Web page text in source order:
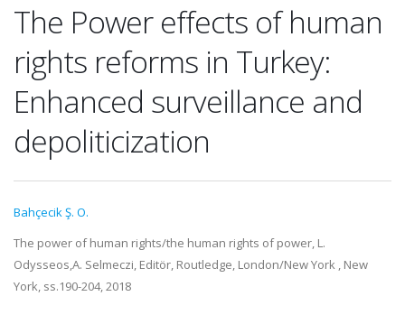
The Power effects of human
rights reforms in Turkey:
Enhanced surveillance and
depoliticization
Bahçecik Ş. O.
The power of human rights/the human rights of power, L.
Odysseos,A. Selmeczi, Editör, Routledge, London/New York , New
York, ss.190-204, 2018